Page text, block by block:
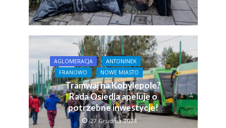
AGLOMERACJA
ANTONINEK
FRANOWO
NOWE MIASTO
Tramwaj na Kobylepole?
Rada Osiedla apeluje o
potrzebne inwestycje!
27 Grudnia 2024